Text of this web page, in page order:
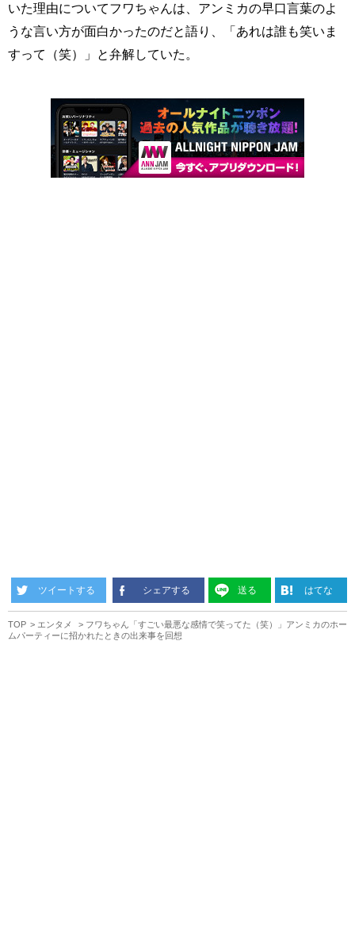
いた理由についてフワちゃんは、アンミカの早口言葉のよ
うな言い方が面白かったのだと語り、「あれは誰も笑いま
すって（笑）」と弁解していた。
ツイートする シェアする 送る はてな
TOP エンタメ
フワちゃん「すごい最悪な感情で笑ってた（笑）」アンミカのホー
ムパーティーに招かれたときの出来事を回想